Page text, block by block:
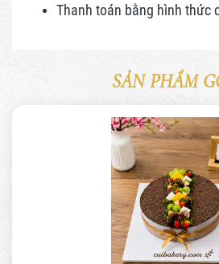
Thanh toán bằng hình thức
SẢN PHẨM
Liên Hệ
Mẫu Bánh Mousse